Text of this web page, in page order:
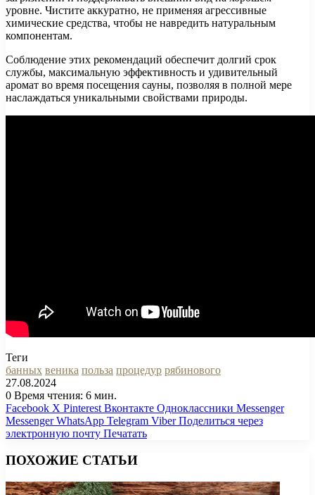
уровне. Чистите аккуратно, не применяя агрессивные
химические средства, чтобы не навредить натуральным
компонентам.
Соблюдение этих рекомендаций обеспечит долгий срок
службы, максимальную эффективность и удивительный
аромат во время посещения сауны, позволяя в полной мере
наслаждаться уникальными свойствами природы.
Теги
банных веника польза процедур рябинового
27.08.2024
0 Время чтения: 6 мин.
Facebook X Pinterest Вконтакте Одноклассники Messenger
Messenger WhatsApp Telegram Viber Поделиться через
электронную почту Печатать
ПОХОЖИЕ СТАТЬИ